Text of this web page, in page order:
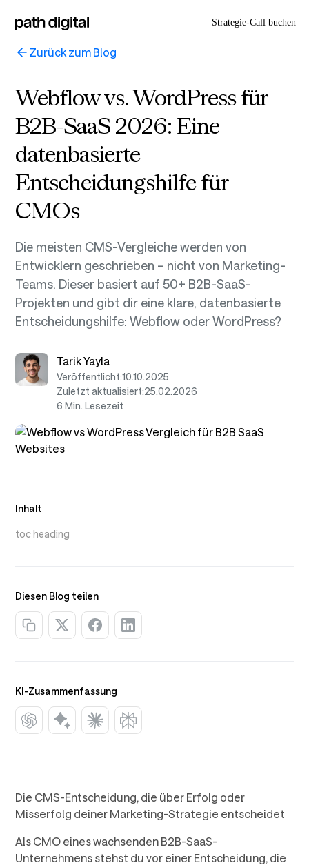
Strategie-Call buchen
Zurück zum Blog
Webflow vs. WordPress für
B2B-SaaS 2026: Eine
datenbasierte
Entscheidungshilfe für
CMOs
Die meisten CMS-Vergleiche werden von
Entwicklern geschrieben – nicht von Marketing-
Teams. Dieser basiert auf 50+ B2B-SaaS-
Projekten und gibt dir eine klare, datenbasierte
Entscheidungshilfe: Webflow oder WordPress?
Tarik Yayla
Veröffentlicht:10.10.2025
Zuletzt aktualisiert:25.02.2026
6 Min. Lesezeit
Inhalt
toc heading
Diesen Blog teilen
KI-Zusammenfassung
Die CMS-Entscheidung, die über Erfolg oder
Misserfolg deiner Marketing-Strategie entscheidet
Als CMO eines wachsenden B2B-SaaS-
Unternehmens stehst du vor einer Entscheidung, die